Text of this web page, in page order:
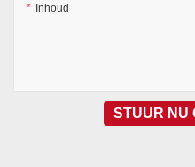
Inhoud
STUUR NU